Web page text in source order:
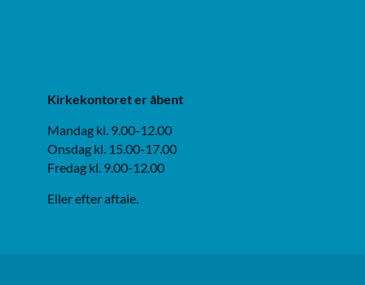
Kirkekontoret er åbent
Mandag kl. 9.00-12.00
Onsdag kl. 15.00-17.00
Fredag kl. 9.00-12.00
Eller efter aftale.